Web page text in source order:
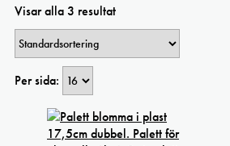
Visar alla 3 resultat
Per sida: